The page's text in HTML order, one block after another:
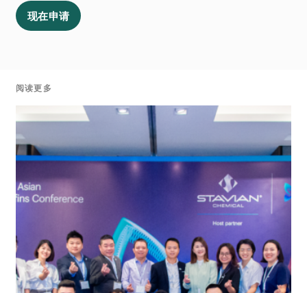
现在申请
阅读更多